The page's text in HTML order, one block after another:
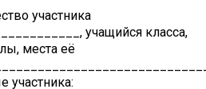
участника
учащийся класса,
места её